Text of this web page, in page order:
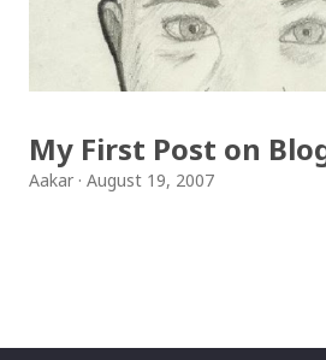
My First Post on
Aakar August 19, 2007